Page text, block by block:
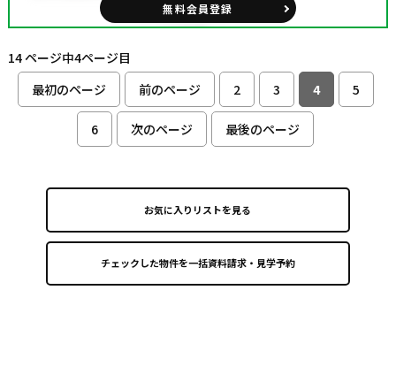
無料会員登録
14 ページ中4ページ目
最初のページ
前のページ 2 3 4 5
6 次のページ 最後のページ
お気に入りリストを見る